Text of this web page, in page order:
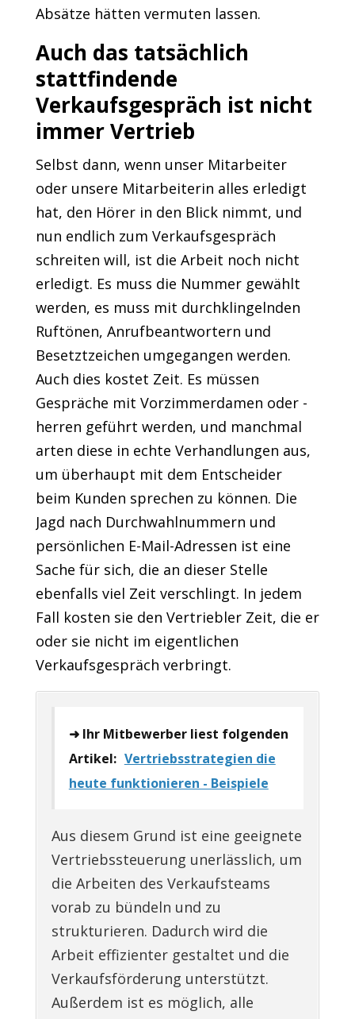
Absätze hätten vermuten lassen.
Auch das tatsächlich
stattfindende
Verkaufsgespräch ist nicht
immer Vertrieb
Selbst dann, wenn unser Mitarbeiter
oder unsere Mitarbeiterin alles erledigt
hat, den Hörer in den Blick nimmt, und
nun endlich zum Verkaufsgespräch
schreiten will, ist die Arbeit noch nicht
erledigt. Es muss die Nummer gewählt
werden, es muss mit durchklingelnden
Ruftönen, Anrufbeantwortern und
Besetztzeichen umgegangen werden.
Auch dies kostet Zeit. Es müssen
Gespräche mit Vorzimmerdamen oder -
herren geführt werden, und manchmal
arten diese in echte Verhandlungen aus,
um überhaupt mit dem Entscheider
beim Kunden sprechen zu können. Die
Jagd nach Durchwahlnummern und
persönlichen E-Mail-Adressen ist eine
Sache für sich, die an dieser Stelle
ebenfalls viel Zeit verschlingt. In jedem
Fall kosten sie den Vertriebler Zeit, die er
oder sie nicht im eigentlichen
Verkaufsgespräch verbringt.
➜ Ihr Mitbewerber liest folgenden
Artikel: Vertriebsstrategien die
heute funktionieren - Beispiele
Aus diesem Grund ist eine geeignete
Vertriebssteuerung unerlässlich, um
die Arbeiten des Verkaufsteams
vorab zu bündeln und zu
strukturieren. Dadurch wird die
Arbeit effizienter gestaltet und die
Verkaufsförderung unterstützt.
Außerdem ist es möglich, alle